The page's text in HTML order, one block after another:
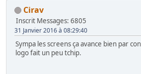
Cirav
Inscrit Messages: 6805
31 Janvier 2016 à 08:29:40
Sympa les screens ça avance bien par
logo fait un peu tchip.